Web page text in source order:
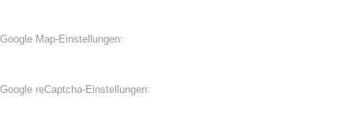
Google Map-Einstellungen:
Google reCaptcha-Einstellungen: